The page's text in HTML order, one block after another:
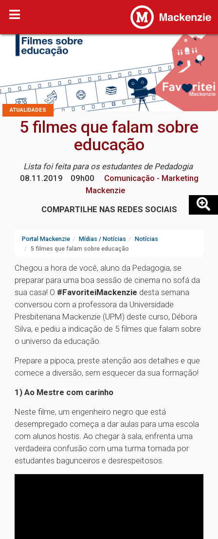
ATUALIDADES
5 filmes que falam sobre
educação
Lista foi feita para os estudantes de Pedadogia
08.11.2019
09h00
Comunicação - Marketing
Mackenzie
COMPARTILHE NAS REDES SOCIAIS
Portal Mackenzie Mídias / Notícias
Notícias
5 filmes que falam sobre educação
Chegou a hora de você, aluno da Pedagogia, se
preparar para uma boa sessão de cinema no sofá da
sua casa! O #FavoriteiMackenzie desta semana
conversou com a professora da Universidade
Presbiteriana Mackenzie (UPM) deste curso, Débora
Silva, e pediu a indicação de 5 filmes que falam sobre
o universo da educação.
Prepare a pipoca, preste atenção aos detalhes e que
comece a diversão, sem esquecer da sua formação!
1) Ao Mestre com carinho
Neste filme, um engenheiro negro que está
desempregado começa a dar aulas para uma escola
com alunos hostis. Ao chegar à sala, enfrenta uma
verdadeira confusão com uma turma tomada por
estudantes bagunceiros e desrespeitosos.